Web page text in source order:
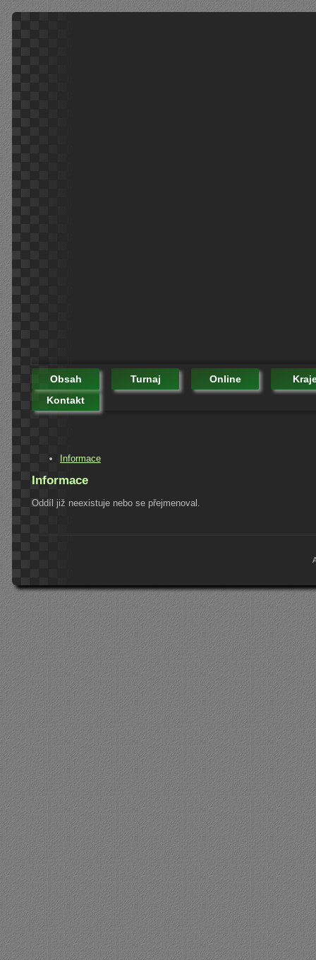
Obsah Turnaj Online
Kontakt
Informace
Informace
Oddíl již neexistuje nebo se přejmenoval.